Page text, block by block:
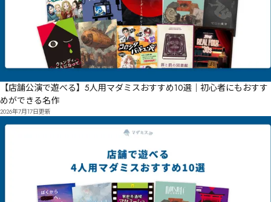
【店舗公演で遊べる】5人用マダミスおすすめ10選｜初心者にもおすす
めができる名作
2026年7月17日更新